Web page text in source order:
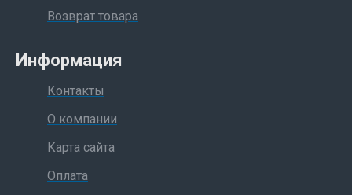
Возврат товара
Информация
Контакты
О компании
Карта сайта
Оплата